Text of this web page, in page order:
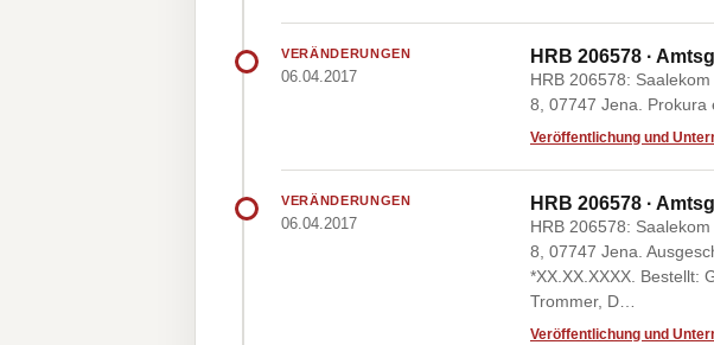
VERÄNDERUNGEN
06.04.2017
HRB 206578 ·
HRB 206578:
8, 07747 Jena. Prokura
Veröffentlichung und
VERÄNDERUNGEN
06.04.2017
HRB 206578 ·
HRB 206578:
8, 07747 Jena.
*XX.XX.XXXX. Bestellt:
Trommer, D…
Veröffentlichung und